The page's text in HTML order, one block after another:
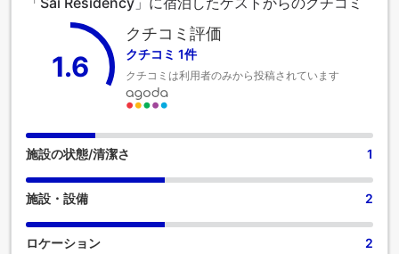
在をお楽しみいただけます。 一部の客室では、室内ビデオス
トリーミング、日刊新聞、テレビなど、一流の室内エンター
テイメントをお楽しみいただけます。
1.6
クチコミ評価
クチコミ 1件
クチコミは利用者のみから投稿されています
施設の状態/清潔さ 1
施設・設備 2
ロケーション 2